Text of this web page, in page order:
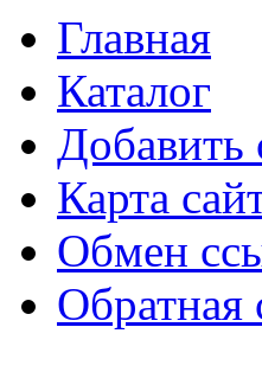
Главная
Каталог
Добавить
Карта
Обмен
Обратная